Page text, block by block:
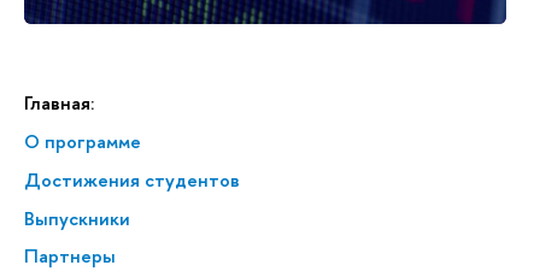
Главная:
О программе
Достижения студентов
Выпускники
Партнеры